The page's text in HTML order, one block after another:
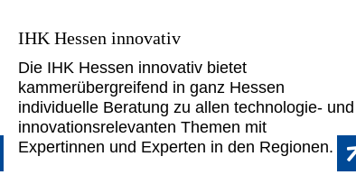
IHK Hessen innovativ
Die IHK Hessen innovativ bietet
kammerübergreifend in ganz Hessen
individuelle Beratung zu allen technologie- und
innovationsrelevanten Themen mit
Expertinnen und Experten in den Regionen.